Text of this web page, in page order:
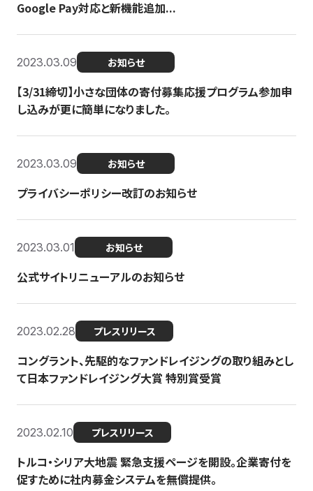
Google Pay対応と新機能追加...
2023.03.09 お知らせ
【3/31締切】小さな団体の寄付募集応援プログラム参加申
し込みが更に簡単になりました。
2023.03.09 お知らせ
プライバシーポリシー改訂のお知らせ
2023.03.01 お知らせ
公式サイトリニューアルのお知らせ
2023.02.28 プレスリリース
コングラント、先駆的なファンドレイジングの取り組みとし
て日本ファンドレイジング大賞 特別賞受賞
2023.02.10 プレスリリース
トルコ・シリア大地震 緊急支援ページを開設。企業寄付を
促すために社内募金システムを無償提供。